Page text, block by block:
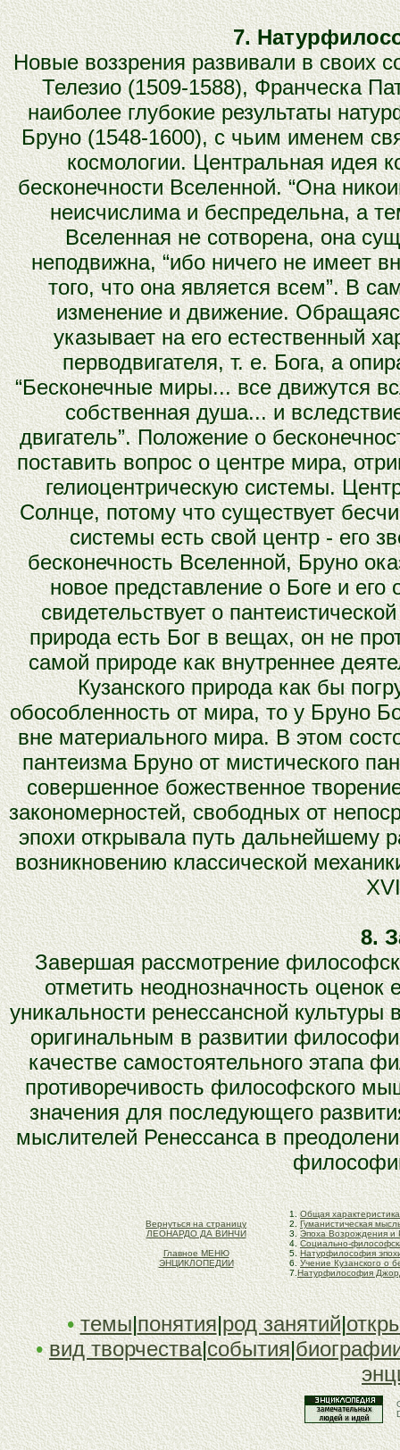
7.
Новые воззрения развивали в своих
Телезио (1509-1588), Франческа
наиболее глубокие результаты
Бруно (1548-1600), с чьим именем
космологии. Центральная идея
бесконечности Вселенной. “Она
неисчислима и беспредельна, а
Вселенная не сотворена, она
неподвижна, “ибо ничего не имеет
того, что она является всем”. В
изменение и движение.
указывает на его естественный
перводвигателя, т. е. Бога, а
“Бесконечные миры... все движутся
собственная душа... и
двигатель”. Положение о
поставить вопрос о центре мира,
гелиоцентрическую системы.
Солнце, потому что существует
системы есть свой центр - его
бесконечность Вселенной, Бруно
новое представление о Боге и
свидетельствует о
природа есть Бог в вещах, он не
самой природе как внутреннее
Кузанского природа как бы
обособленность от мира, то у Бруно
вне материального мира. В этом
пантеизма Бруно от мистического
совершенное божественное
закономерностей, свободных от
эпохи открывала путь дальнейшему
возникновению классической
8.
Завершая рассмотрение
отметить неоднозначность
уникальности ренессансной
оригинальным в развитии
качестве самостоятельного этапа
противоречивость философского
значения для последующего
мыслителей Ренессанса в
Вернуться на страницу
ЛЕОНАРДО ДА ВИНЧИ
Главное МЕНЮ
ЭНЦИКЛОПЕДИИ
1.Общая
2.Гуманистическая
3.Эпоха Возрождения
4. Социально-
5.Натурфилософия
6.Учение Кузанского о
7.Натурфилософия
• темы|понятия|род занятий|
• вид творчества|события|